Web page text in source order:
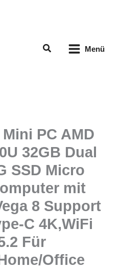
Suchen Menü
PC AMD
32GB Dual
SSD Micro
mit
8 Support
C 4K,WiFi
Für
Office